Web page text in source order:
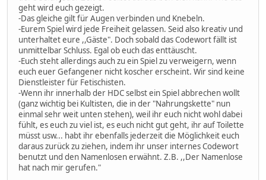
geht wird euch gezeigt.
-Das gleiche gilt für Augen verbinden und Knebeln.
-Eurem Spiel wird jede Freiheit gelassen. Seid also kreativ und
unterhaltet eure ,,Gäste". Doch sobald das Codewort fällt ist
unmittelbar Schluss. Egal ob euch das enttäuscht.
-Euch steht allerdings auch zu ein Spiel zu verweigern, wenn
euch euer Gefangener nicht koscher erscheint. Wir sind keine
Dienstleister für Fetischisten.
-Wenn ihr innerhalb der HDC selbst ein Spiel abbrechen wollt
(ganz wichtig bei Kultisten, die in der "Nahrungskette" nun
einmal sehr weit unten stehen), weil ihr euch nicht wohl dabei
fühlt, es euch zu viel ist, es euch nicht gut geht, ihr auf Toilette
müsst usw... habt ihr ebenfalls jederzeit die Möglichkeit euch
daraus zurück zu ziehen, indem ihr unser internes Codewort
benutzt und den Namenlosen erwähnt. Z.B. ,,Der Namenlose
hat nach mir gerufen."